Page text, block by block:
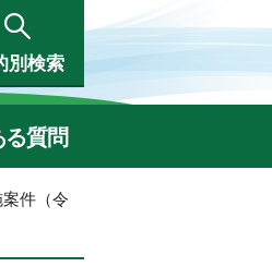
別検索
る質問
件（令